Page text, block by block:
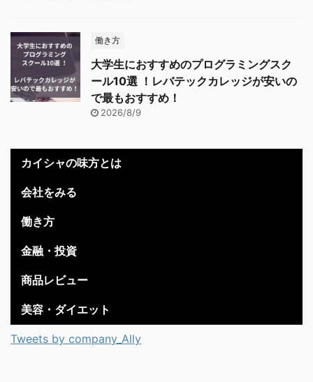
働き方
大学生におすすめのプログラミングスク
ール10選 ！レバテックカレッジが安いの
で最もおすすめ！
2026/8/9
カイシャの味方とは
会社をみる
働き方
金融・投資
商品レビュー
美容・ダイエット
Tweets by company_Ally